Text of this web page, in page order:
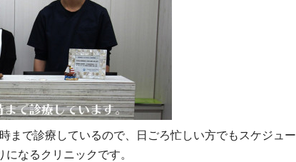
まで診療しているので、日ごろ忙しい方でもスケジュー
なるクリニックです。